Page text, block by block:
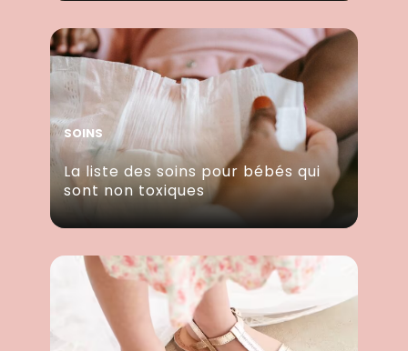
SOINS
La liste des soins pour bébés qui
sont non toxiques